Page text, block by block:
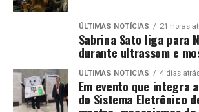
ÚLTIMAS NOTÍCIAS 21 horas
Sabrina Sato liga para
durante ultrassom e
ÚLTIMAS NOTÍCIAS 4 dias
Em evento que integra
do Sistema Eletrônico